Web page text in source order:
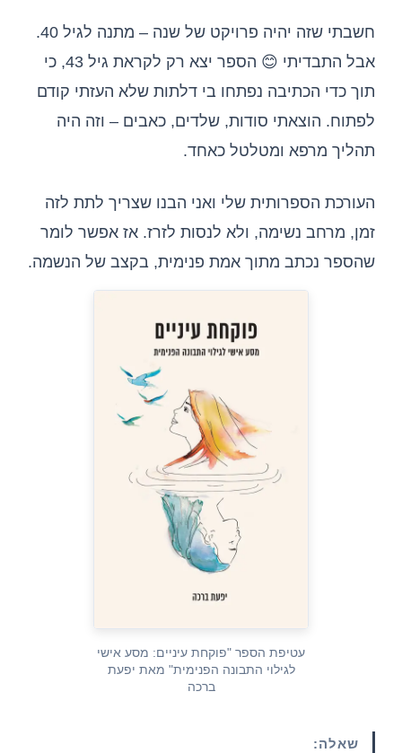
חשבתי שזה יהיה פרויקט של שנה – מתנה לגיל 40.
אבל התבדיתי 😊 הספר יצא רק לקראת גיל 43, כי
תוך כדי הכתיבה נפתחו בי דלתות שלא העזתי קודם
לפתוח. הוצאתי סודות, שלדים, כאבים – וזה היה
תהליך מרפא ומטלטל כאחד.
העורכת הספרותית שלי ואני הבנו שצריך לתת לזה
זמן, מרחב נשימה, ולא לנסות לזרז. אז אפשר לומר
שהספר נכתב מתוך אמת פנימית, בקצב של הנשמה.
עטיפת הספר "פוקחת עיניים: מסע אישי
לגילוי התבונה הפנימית" מאת יפעת
ברכה
שאלה: